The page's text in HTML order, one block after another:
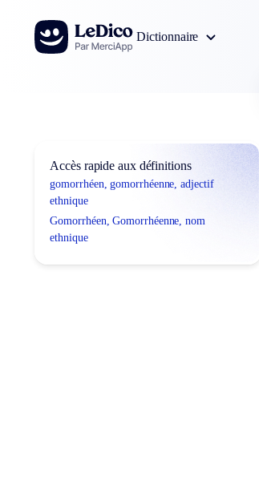
Aller au contenu
Dictionnaire
Accès rapide aux définitions
gomorrhéen, gomorrhéenne, adjectif
ethnique
Gomorrhéen, Gomorrhéenne, nom
ethnique